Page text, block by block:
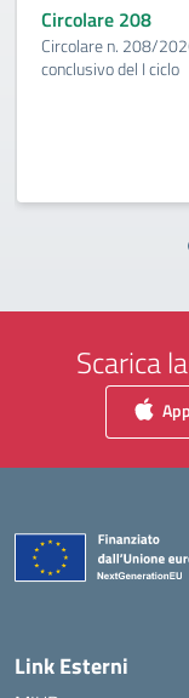
Circolare 208
Circolare n. 208/
conclusivo del I ciclo
Scarica
Link Esterni